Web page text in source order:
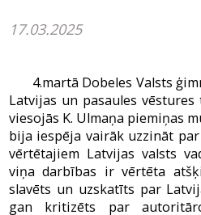
17.03.2025
4.martā Dobeles Valsts
Latvijas un pasaules
viesojās K. Ulmaņa piemiņas
bija iespēja vairāk uzzināt
vērtētajiem Latvijas valsts
viņa darbības ir vērtēta
slavēts un uzskatīts par
gan kritizēts par